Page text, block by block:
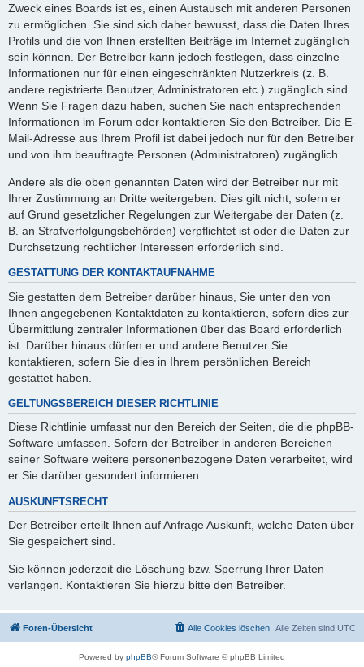
Zweck eines Boards ist es, einen Austausch mit anderen Personen
zu ermöglichen. Sie sind sich daher bewusst, dass die Daten Ihres
Profils und die von Ihnen erstellten Beiträge im Internet zugänglich
sein können. Der Betreiber kann jedoch festlegen, dass einzelne
Informationen nur für einen eingeschränkten Nutzerkreis (z. B.
andere registrierte Benutzer, Administratoren etc.) zugänglich sind.
Wenn Sie Fragen dazu haben, suchen Sie nach entsprechenden
Informationen im Forum oder kontaktieren Sie den Betreiber. Die E-
Mail-Adresse aus Ihrem Profil ist dabei jedoch nur für den Betreiber
und von ihm beauftragte Personen (Administratoren) zugänglich.
Andere als die oben genannten Daten wird der Betreiber nur mit
Ihrer Zustimmung an Dritte weitergeben. Dies gilt nicht, sofern er
auf Grund gesetzlicher Regelungen zur Weitergabe der Daten (z.
B. an Strafverfolgungsbehörden) verpflichtet ist oder die Daten zur
Durchsetzung rechtlicher Interessen erforderlich sind.
GESTATTUNG DER KONTAKTAUFNAHME
Sie gestatten dem Betreiber darüber hinaus, Sie unter den von
Ihnen angegebenen Kontaktdaten zu kontaktieren, sofern dies zur
Übermittlung zentraler Informationen über das Board erforderlich
ist. Darüber hinaus dürfen er und andere Benutzer Sie
kontaktieren, sofern Sie dies in Ihrem persönlichen Bereich
gestattet haben.
GELTUNGSBEREICH DIESER RICHTLINIE
Diese Richtlinie umfasst nur den Bereich der Seiten, die die phpBB-
Software umfassen. Sofern der Betreiber in anderen Bereichen
seiner Software weitere personenbezogene Daten verarbeitet, wird
er Sie darüber gesondert informieren.
AUSKUNFTSRECHT
Der Betreiber erteilt Ihnen auf Anfrage Auskunft, welche Daten über
Sie gespeichert sind.
Sie können jederzeit die Löschung bzw. Sperrung Ihrer Daten
verlangen. Kontaktieren Sie hierzu bitte den Betreiber.
Foren-Übersicht Alle Zeiten sind UTC
Alle Cookies löschen
Powered by phpBB® Forum Software © phpBB Limited